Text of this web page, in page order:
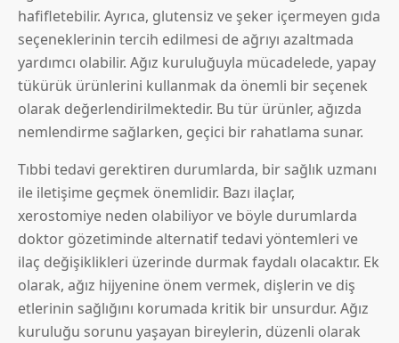
hafifletebilir. Ayrıca, glutensiz ve şeker içermeyen gıda
seçeneklerinin tercih edilmesi de ağrıyı azaltmada
yardımcı olabilir. Ağız kuruluğuyla mücadelede, yapay
tükürük ürünlerini kullanmak da önemli bir seçenek
olarak değerlendirilmektedir. Bu tür ürünler, ağızda
nemlendirme sağlarken, geçici bir rahatlama sunar.
Tıbbi tedavi gerektiren durumlarda, bir sağlık uzmanı
ile iletişime geçmek önemlidir. Bazı ilaçlar,
xerostomiye neden olabiliyor ve böyle durumlarda
doktor gözetiminde alternatif tedavi yöntemleri ve
ilaç değişiklikleri üzerinde durmak faydalı olacaktır. Ek
olarak, ağız hijyenine önem vermek, dişlerin ve diş
etlerinin sağlığını korumada kritik bir unsurdur. Ağız
kuruluğu sorunu yaşayan bireylerin, düzenli olarak